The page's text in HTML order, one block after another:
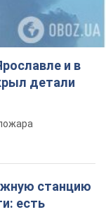
и в
детали
станцию
есть